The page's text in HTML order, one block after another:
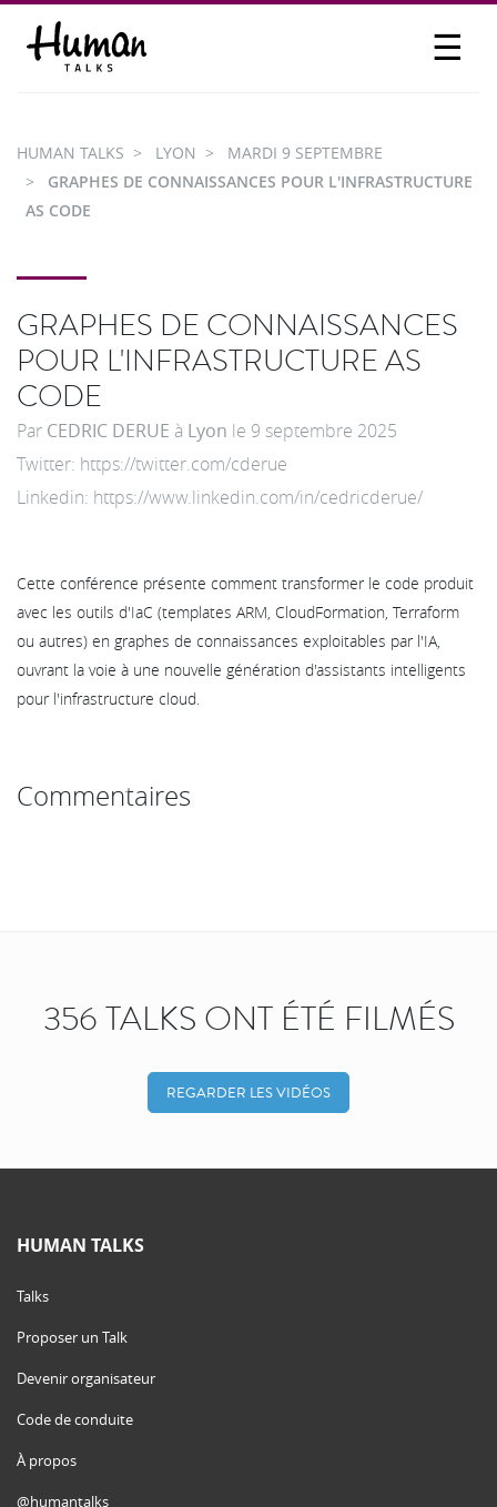
☰
PARTICIPER
HUMAN TALKS LYON
MARDI 9 SEPTEMBRE
GRAPHES DE CONNAISSANCES POUR L'INFRASTRUCTURE
AS CODE
GRAPHES DE CONNAISSANCES
POUR L'INFRASTRUCTURE AS
CODE
Par CEDRIC DERUE à Lyon le 9 septembre 2025
Twitter: https://twitter.com/cderue
Linkedin: https://www.linkedin.com/in/cedricderue/
Cette conférence présente comment transformer le code produit
avec les outils d'IaC (templates ARM, CloudFormation, Terraform
ou autres) en graphes de connaissances exploitables par l'IA,
ouvrant la voie à une nouvelle génération d'assistants intelligents
pour l'infrastructure cloud.
Commentaires
356 TALKS ONT ÉTÉ FILMÉS
REGARDER LES VIDÉOS
HUMAN TALKS
Talks
Proposer un Talk
Devenir organisateur
Code de conduite
À propos
@humantalks